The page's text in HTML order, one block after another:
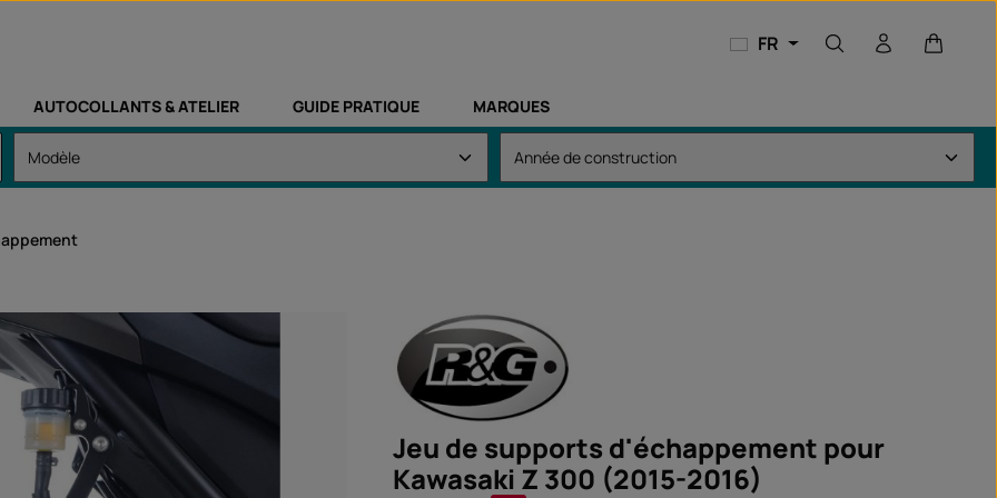
FR Le
AUTOCOLLANTS & ATELIER GUIDE PRATIQUE MARQUES
Jeu de supports d'échappement pour
Kawasaki Z 300 (2015-2016)